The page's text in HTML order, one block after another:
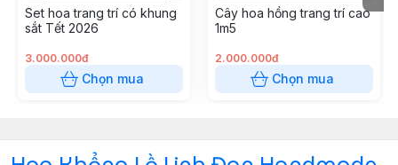
Set hoa trang trí có khung
sắt Tết 2026
3.000.000đ
Chọn mua
Cây hoa hồng trang trí cao
1m5
2.000.000đ
Chọn mua